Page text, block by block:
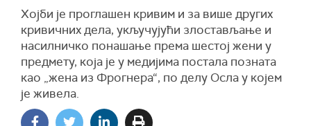
Хојби је проглашен кривим и за више других
кривичних дела, укључујући злостављање и
насилничко понашање према шестој жени у
предмету, која је у медијима постала позната
као „жена из Фрогнера“, по делу Осла у којем
је живела.